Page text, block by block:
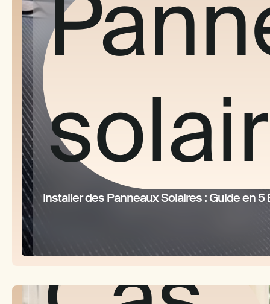
se
Installer des Panneaux Solaires : Guide en 5